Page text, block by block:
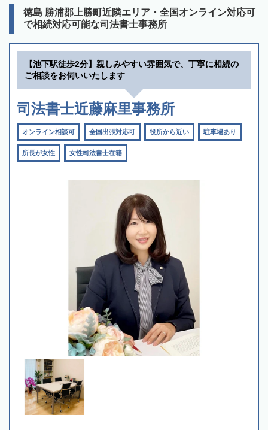
徳島 勝浦郡上勝町近隣エリア・全国オンライン対応可
で相続対応可能な司法書士事務所
【池下駅徒歩2分】親しみやすい雰囲気で、丁寧に相続の
ご相談をお伺いいたします
司法書士近藤麻里事務所
オンライン相談可 全国出張対応可 役所から近い 駐車場あり
所長が女性 女性司法書士在籍